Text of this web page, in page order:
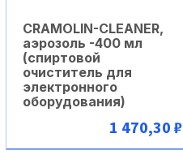
CRAMOLIN-CLEANER,
аэрозоль -400 мл
(спиртовой
очиститель для
электронного
оборудования)
1 470,30 ₽